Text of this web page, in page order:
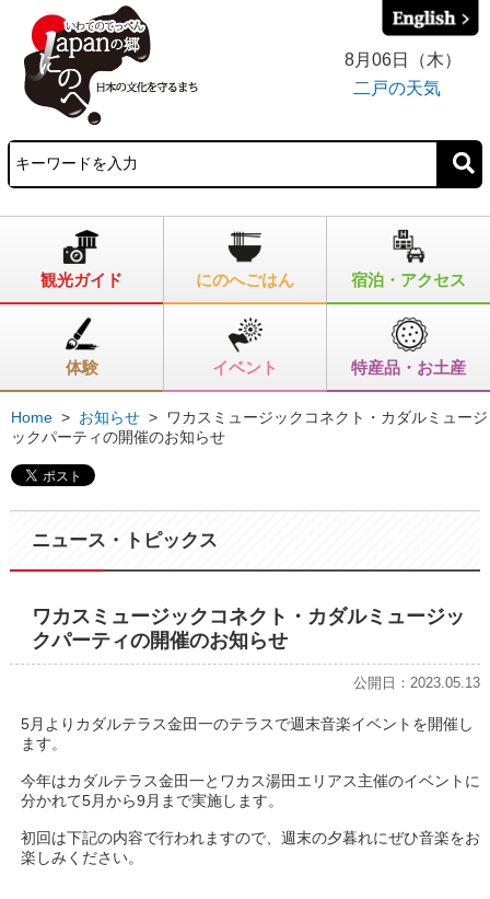
8月06日（木）
二戸の天気
観光ガイド にのへごはん 宿泊・アクセス
体験 イベント 特産品・お土産
Home > お知らせ >
ワカスミュージックコネクト・カダルミュージ
ックパーティの開催のお知らせ
ニュース・トピックス
ワカスミュージックコネクト・カダルミュージッ
クパーティの開催のお知らせ
公開日：2023.05.13
5月よりカダルテラス金田一のテラスで週末音楽イベントを開催し
ます。
今年はカダルテラス金田一とワカス湯田エリアス主催のイベントに
分かれて5月から9月まで実施します。
初回は下記の内容で行われますので、週末の夕暮れにぜひ音楽をお
楽しみください。